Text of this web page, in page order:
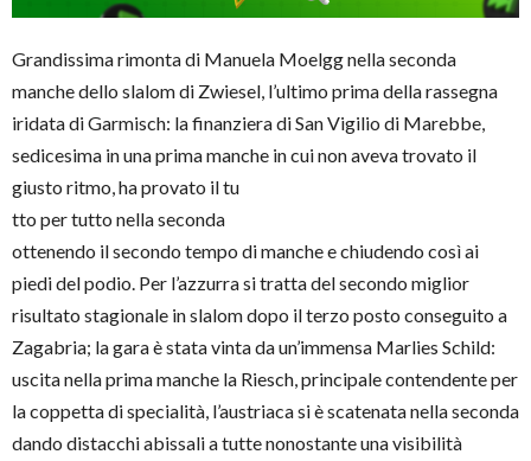
Grandissima rimonta di Manuela Moelgg nella seconda
manche dello slalom di Zwiesel, l’ultimo prima della rassegna
iridata di Garmisch: la finanziera di San Vigilio di Marebbe,
sedicesima in una prima manche in cui non aveva trovato il
giusto ritmo, ha provato il tu
tto per tutto nella seconda
ottenendo il secondo tempo di manche e chiudendo così ai
piedi del podio. Per l’azzurra si tratta del secondo miglior
risultato stagionale in slalom dopo il terzo posto conseguito a
Zagabria; la gara è stata vinta da un’immensa Marlies Schild:
uscita nella prima manche la Riesch, principale contendente per
la coppetta di specialità, l’austriaca si è scatenata nella seconda
dando distacchi abissali a tutte nonostante una visibilità